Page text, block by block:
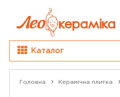
Каталог
Головна Керамічна плитка